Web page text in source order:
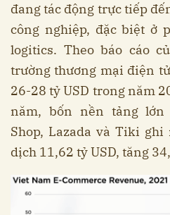
đang tác động trực tiếp
công nghiệp, đặc biệt ở
logitics. Theo báo cáo
trường thương mại điện
26-28 tỷ USD trong năm
năm, bốn nền tảng lớn
Shop, Lazada và Tiki
dịch 11,62 tỷ USD, tăng